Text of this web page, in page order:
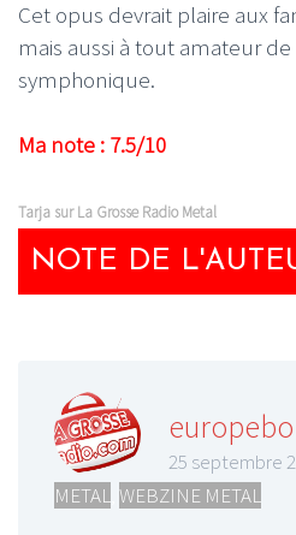
Cet opus devrait plaire aux
mais aussi à tout amateur
symphonique.
Ma note : 7.5/10
Tarja sur La Grosse Radio Metal
NOTE DE
25 septembre
METAL WEBZINE METAL